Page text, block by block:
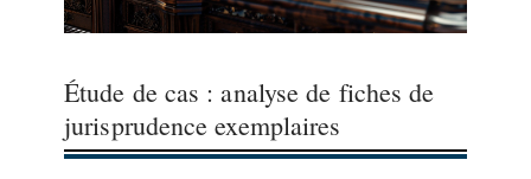
Étude de cas : analyse de fiches de
jurisprudence exemplaires